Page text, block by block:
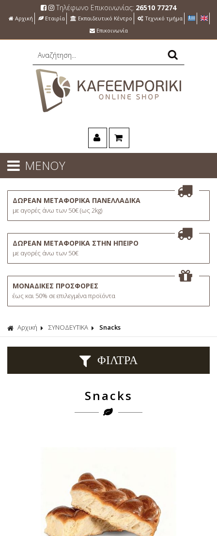
Τηλέφωνο Επικοινωνίας: 26510 77274
Αρχική Εταιρία Εκπαιδευτικό Κέντρο
Τεχνικό τμήμα
Επικοινωνία
ΜΕΝΟΥ
ΔΩΡΕΑΝ ΜΕΤΑΦΟΡΙΚΑ ΠΑΝΕΛΛΑΔΙΚΑ
με αγορές άνω των 50€ (ως 2kg)
ΔΩΡΕΑΝ ΜΕΤΑΦΟΡΙΚΑ ΣΤΗΝ ΗΠΕΙΡΟ
με αγορές άνω των 50€
ΜΟΝΑΔΙΚΕΣ ΠΡΟΣΦΟΡΕΣ
έως και 50% σε επιλεγμένα προϊόντα
Αρχική ΣΥΝΟΔΕΥΤΙΚΑ Snacks
ΦΙΛΤΡΑ
Snacks